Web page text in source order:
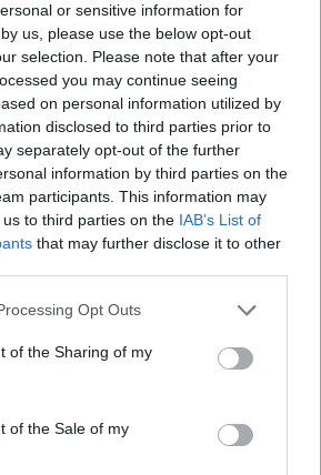
or sensitive information for
us, please use the below opt-out
selection. Please note that after your
you may continue seeing
on personal information utilized by
disclosed to third parties prior to
separately opt-out of the further
information by third parties on the
participants. This information may
to third parties on the IAB’s List of
that may further disclose it to other
Opt Outs
of the Sharing of my
of the Sale of my
πυλώνας της μετάβασης προς τη
θάνατο του Φράνκο στις 20
τη δίωξη οποιουδήποτε
που διαπράχθηκε στη
από αντιπάλους, αλλά και
της δημόσιας τάξης».
Μπαλτάσαρ Γκαρθόν είχε
τελικά αθωωθεί, επειδή